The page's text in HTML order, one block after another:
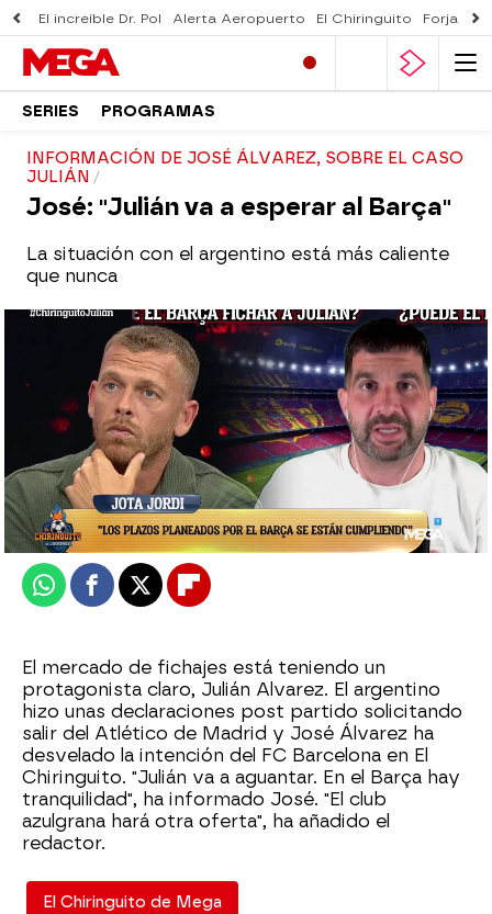
El increíble Dr. Pol Alerta Aeropuerto El Chiringuito Forjado
SERIES PROGRAMAS
INFORMACIÓN DE JOSÉ ÁLVAREZ, SOBRE EL CASO
JULIÁN
José: "Julián va a esperar al Barça"
La situación con el argentino está más caliente
que nunca
El Chiringuito
Publicado:25 de junio de 2026, 01:45
WhatsappFacebook
X Flipboard
El mercado de fichajes está teniendo un
protagonista claro, Julián Alvarez. El argentino
hizo unas declaraciones post partido solicitando
salir del Atlético de Madrid y José Álvarez ha
desvelado la intención del FC Barcelona en El
Chiringuito. "Julián va a aguantar. En el Barça hay
tranquilidad", ha informado José. "El club
azulgrana hará otra oferta", ha añadido el
redactor.
El Chiringuito de Mega